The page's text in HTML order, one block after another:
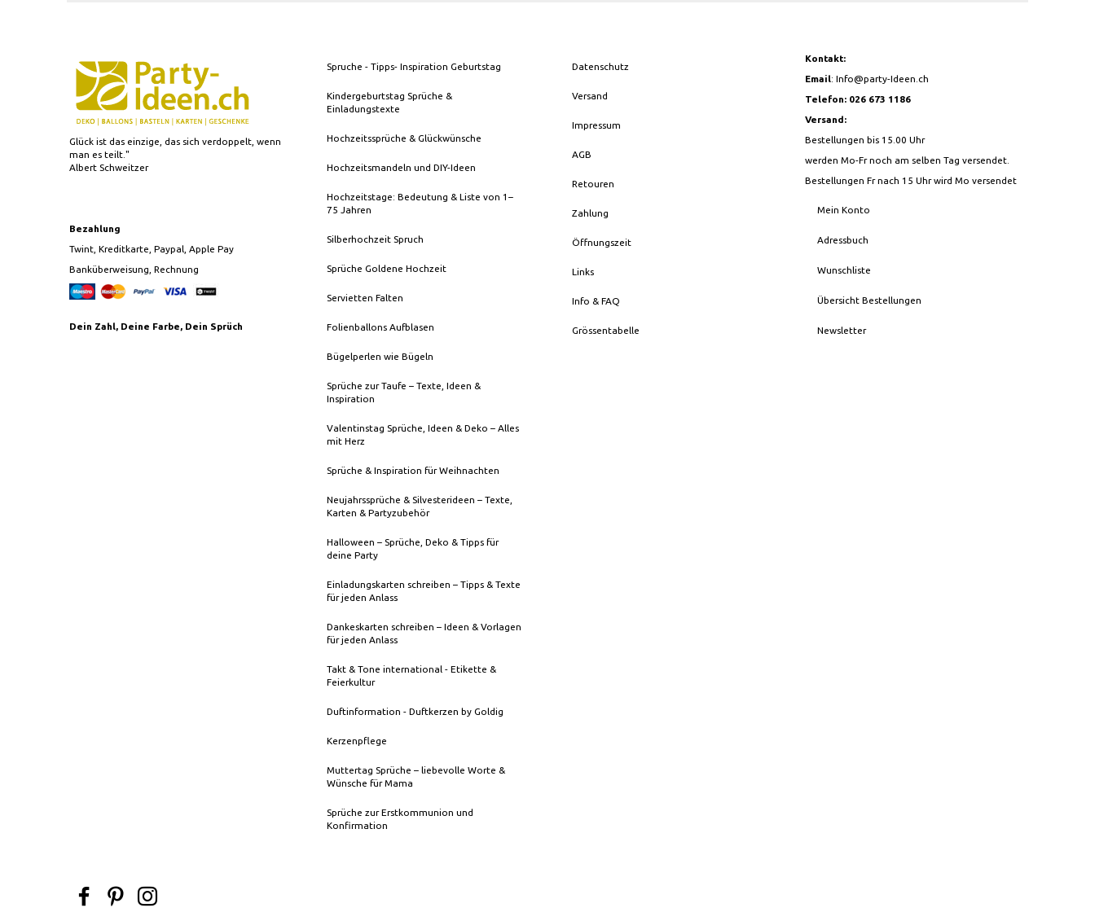
Glück ist das einzige, das sich verdoppelt, wenn
man es teilt."
Albert Schweitzer
Bezahlung
Twint, Kreditkarte, Paypal, Apple Pay
Banküberweisung, Rechnung
Dein Zahl, Deine Farbe, Dein Sprüch
Spruche - Tipps- Inspiration Geburtstag
Kindergeburtstag Sprüche &
Einladungstexte
Hochzeitssprüche & Glückwünsche
Hochzeitsmandeln und DIY-Ideen
Hochzeitstage: Bedeutung & Liste von 1–
75 Jahren
Silberhochzeit Spruch
Sprüche Goldene Hochzeit
Servietten Falten
Folienballons Aufblasen
Bügelperlen wie Bügeln
Sprüche zur Taufe – Texte, Ideen &
Inspiration
Valentinstag Sprüche, Ideen & Deko – Alles
mit Herz
Sprüche & Inspiration für Weihnachten
Neujahrssprüche & Silvesterideen – Texte,
Karten & Partyzubehör
Halloween – Sprüche, Deko & Tipps für
deine Party
Einladungskarten schreiben – Tipps & Texte
für jeden Anlass
Dankeskarten schreiben – Ideen & Vorlagen
für jeden Anlass
Takt & Tone international - Etikette &
Feierkultur
Duftinformation - Duftkerzen by Goldig
Kerzenpflege
Muttertag Sprüche – liebevolle Worte &
Wünsche für Mama
Sprüche zur Erstkommunion und
Konfirmation
Datenschutz
Versand
Impressum
AGB
Retouren
Zahlung
Öffnungszeit
Links
Info & FAQ
Grössentabelle
Kontakt:
Email:Info@party-Ideen.ch
Telefon: 026 673 1186
Versand:
Bestellungen bis 15.00 Uhr
werden Mo-Fr noch am selben Tag versendet.
Bestellungen Fr nach 15 Uhr wird Mo versendet
Mein Konto
Adressbuch
Wunschliste
Übersicht Bestellungen
Newsletter